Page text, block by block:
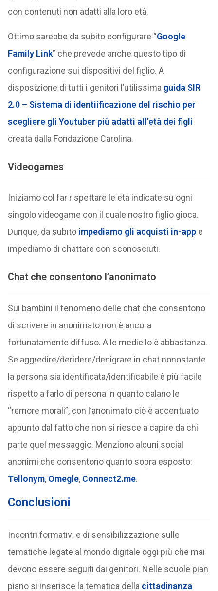
con contenuti non adatti alla loro età.
Ottimo sarebbe da subito configurare “Google
Family Link” che prevede anche questo tipo di
configurazione sui dispositivi del figlio. A
disposizione di tutti i genitori l’utilissima guida SIR
2.0 – Sistema di identiificazione del rischio per
scegliere gli Youtuber più adatti all’età dei figli
creata dalla Fondazione Carolina.
Videogames
Iniziamo col far rispettare le età indicate su ogni
singolo videogame con il quale nostro figlio gioca.
Dunque, da subito impediamo gli acquisti in-appe
impediamo di chattare con sconosciuti.
Chat che consentono l’anonimato
Sui bambini il fenomeno delle chat che consentono
di scrivere in anonimato non è ancora
fortunatamente diffuso. Alle medie lo è abbastanza.
Se aggredire/deridere/denigrare in chat nonostante
la persona sia identificata/identificabile è più facile
rispetto a farlo di persona in quanto calano le
“remore morali”, con l’anonimato ciò è accentuato
appunto dal fatto che non si riesce a capire da chi
parte quel messaggio. Menziono alcuni social
anonimi che consentono quanto sopra esposto:
Tellonym, Omegle, Connect2.me.
Conclusioni
Incontri formativi e di sensibilizzazione sulle
tematiche legate al mondo digitale oggi più che mai
devono essere seguiti dai genitori. Nelle scuole pian
piano si inserisce la tematica della cittadinanza